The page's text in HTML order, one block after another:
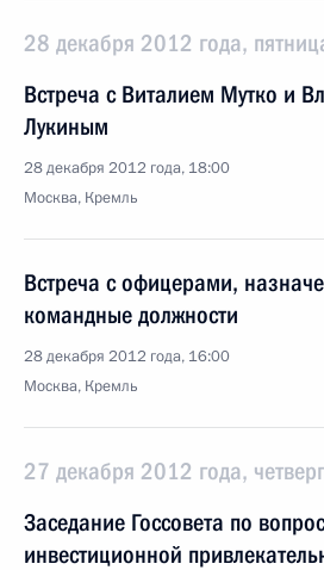
28 декабря 2012 года,
Встреча с Виталием Мутко и
Лукиным
28 декабря 2012 года, 18:00
Москва, Кремль
Встреча с офицерами,
командные должности
28 декабря 2012 года, 16:00
Москва, Кремль
27 декабря 2012 года, четверг
Заседание Госсовета по
инвестиционной